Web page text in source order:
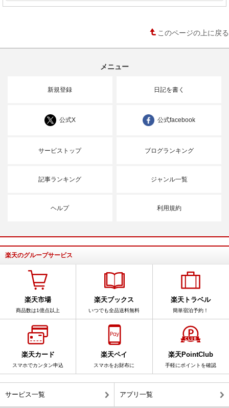
このページの上に戻る
メニュー
新規登録 日記を書く
公式X 公式facebook
サービストップ ブログランキング
記事ランキング ジャンル一覧
ヘルプ 利用規約
楽天のグループサービス
楽天市場
商品数は1億点以上
楽天ブックス
いつでも全品送料無料
楽天トラベル
簡単宿泊予約！
楽天カード
スマホでカンタン申込
楽天ペイ
スマホをお財布に
楽天PointClub
手軽にポイントを確認
サービス一覧 アプリ一覧